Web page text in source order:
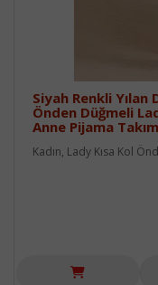
Siyah Renkli Yılan
Önden Düğmeli
Anne Pijama
Kadın, Lady Kısa Kol